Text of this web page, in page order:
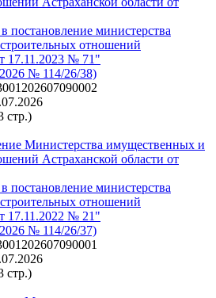
постановление министерства
отношений
17.11.2023 № 71"
№ 114/26/38)
стр.)
Министерства имущественных и
Астраханской области от
постановление министерства
отношений
17.11.2022 № 21"
№ 114/26/37)
стр.)